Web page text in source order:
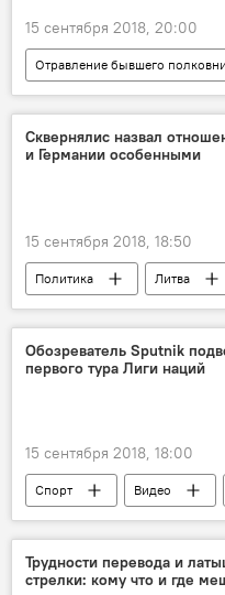
15 сентября 2018, 20:00
В России
В мире
Маргарита Симоньян
Юлия Скрипаль
"Би-
Сквернялис назвал
и Германии особенными
15 сентября 2018, 18:50
Политика Литва
Саулюс Сквернялис
Обозреватель Sputnik
первого тура Лиги наций
15 сентября 2018, 18:00
Спорт Видео
Лига наций
СССР
Лига наций УЕФА
Трудности перевода и
стрелки: кому что и где